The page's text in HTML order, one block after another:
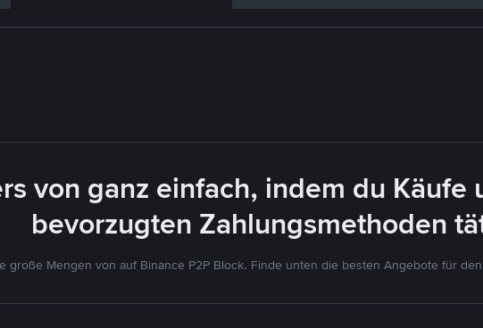
von ganz einfach, indem du
bevorzugten Zahlungsmethoden
große Mengen von auf Binance P2P Block. Finde unten die besten Angebote für